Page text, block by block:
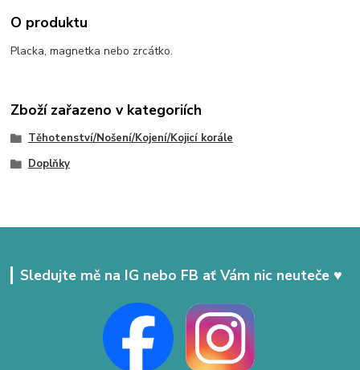
O produktu
Placka, magnetka nebo zrcátko.
Zboží zařazeno v kategoriích
Těhotenství/Nošení/Kojení/Kojicí korále
Doplňky
Sledujte mě na IG nebo FB ať Vám nic neuteče ♥